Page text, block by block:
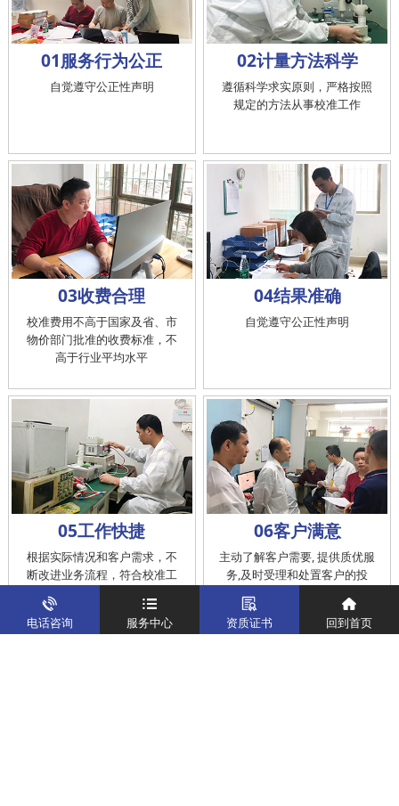
01服务行为公正
自觉遵守公正性声明
02计量方法科学
遵循科学求实原则，严格按照
规定的方法从事校准工作
03收费合理
校准费用不高于国家及省、市
物价部门批准的收费标准，不
高于行业平均水平
04结果准确
自觉遵守公正性声明
05工作快捷
根据实际情况和客户需求，不
断改进业务流程，符合校准工
作在服务的时间标准内完成
06客户满意
主动了解客户需要, 提供质优服
务,及时受理和处置客户的投
诉，提供快捷、方便的后续服
电话咨询 服务中心 资质证书 回到首页